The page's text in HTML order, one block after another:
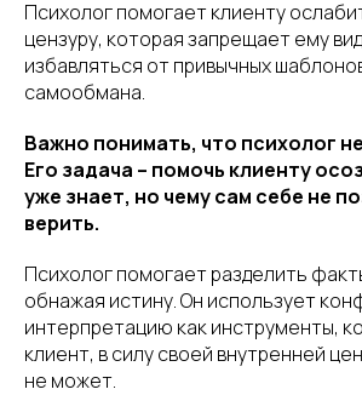
Психолог помогает клиенту
цензуру, которая запрещает ему
избавляться от привычных
самообмана.
Важно понимать, что психолог
Его задача – помочь клиенту
уже знает, но чему сам себе не
верить.
Психолог помогает разделить
обнажая истину. Он использует
интерпретацию как инструменты,
клиент, в силу своей внутренней
не может.